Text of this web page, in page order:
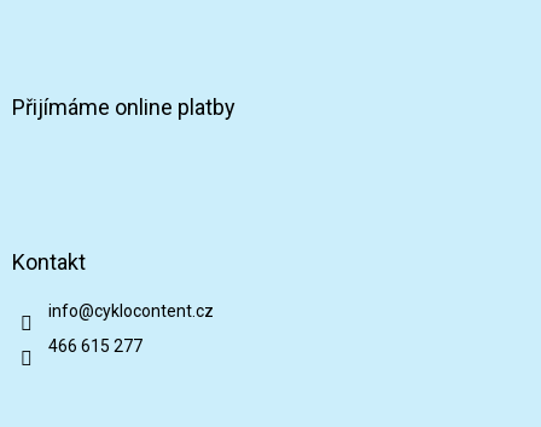
Přijímáme online platby
Kontakt
info@cyklocontent.cz
466 615 277